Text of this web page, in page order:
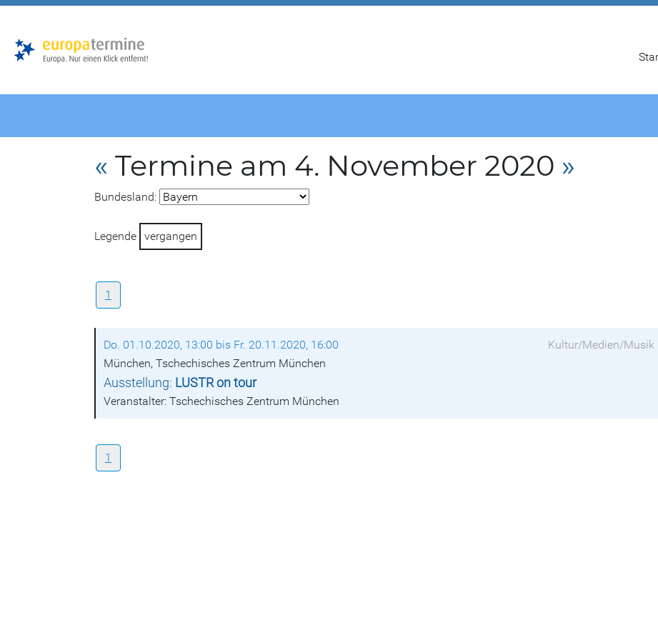
« Termine am 4. November 2020 »
Bundesland:
Legende vergangen
1
Do. 01.10.2020, 13:00 bis Fr. 20.11.2020, 16:00
Kultur/Medien/Musik
München, Tschechisches Zentrum München
Ausstellung: LUSTR on tour
Veranstalter: Tschechisches Zentrum München
1